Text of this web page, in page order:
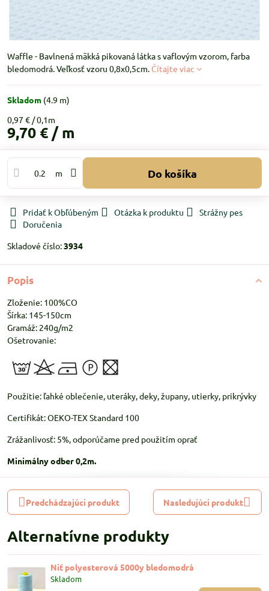
Waffle - Bavlnená mäkká pikovaná látka s vaflovým vzorom, farba
bledomodrá. Veľkosť vzoru 0,8x0,5cm. Čítajte viac
Skladom (4.9 m)
0,97 €
9,70 € / m
m Do košíka
Pridať k Obľúbeným Otázka k produktu
Strážny pes
Doručenia
Skladové číslo:3934
Popis
Zloženie: 100%CO
Šírka: 145-150cm
Gramáž: 240g/m2
Ošetrovanie:
Použitie: ľahké oblečenie, uteráky, deky, župany, utierky, prikrývky
Certifikát: OEKO-TEX Standard 100
Zrážanlivosť: 5%, odporúčame pred použitím oprať
Minimálny odber 0,2m.
Predchádzajúci produkt Nasledujúci produkt
Alternatívne produkty
Niť polyesterová 5000y bledomodrá
Skladom